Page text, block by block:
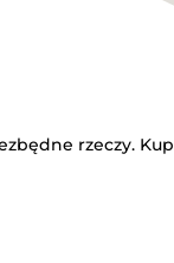
rzeczy. Kup